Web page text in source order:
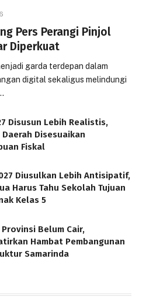
Pers Perangi Pinjol
Diperkuat
garda terdepan dalam
digital sekaligus melindungi
Disusun Lebih Realistis,
Disesuaikan
Fiskal
Diusulkan Lebih Antisipatif,
Harus Tahu Sekolah Tujuan
Kelas 5
Belum Cair,
Hambat Pembangunan
Samarinda